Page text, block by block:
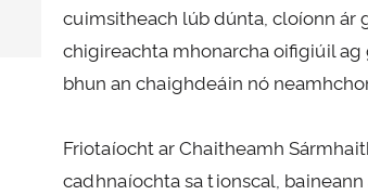
cuimsitheach lúb dúnta, cloíonn ár
chigireachta mhonarcha oifigiúil ag
bhun an chaighdeáin nó
Friotaíocht ar Chaitheamh
cadhnaíochta sa tionscal,